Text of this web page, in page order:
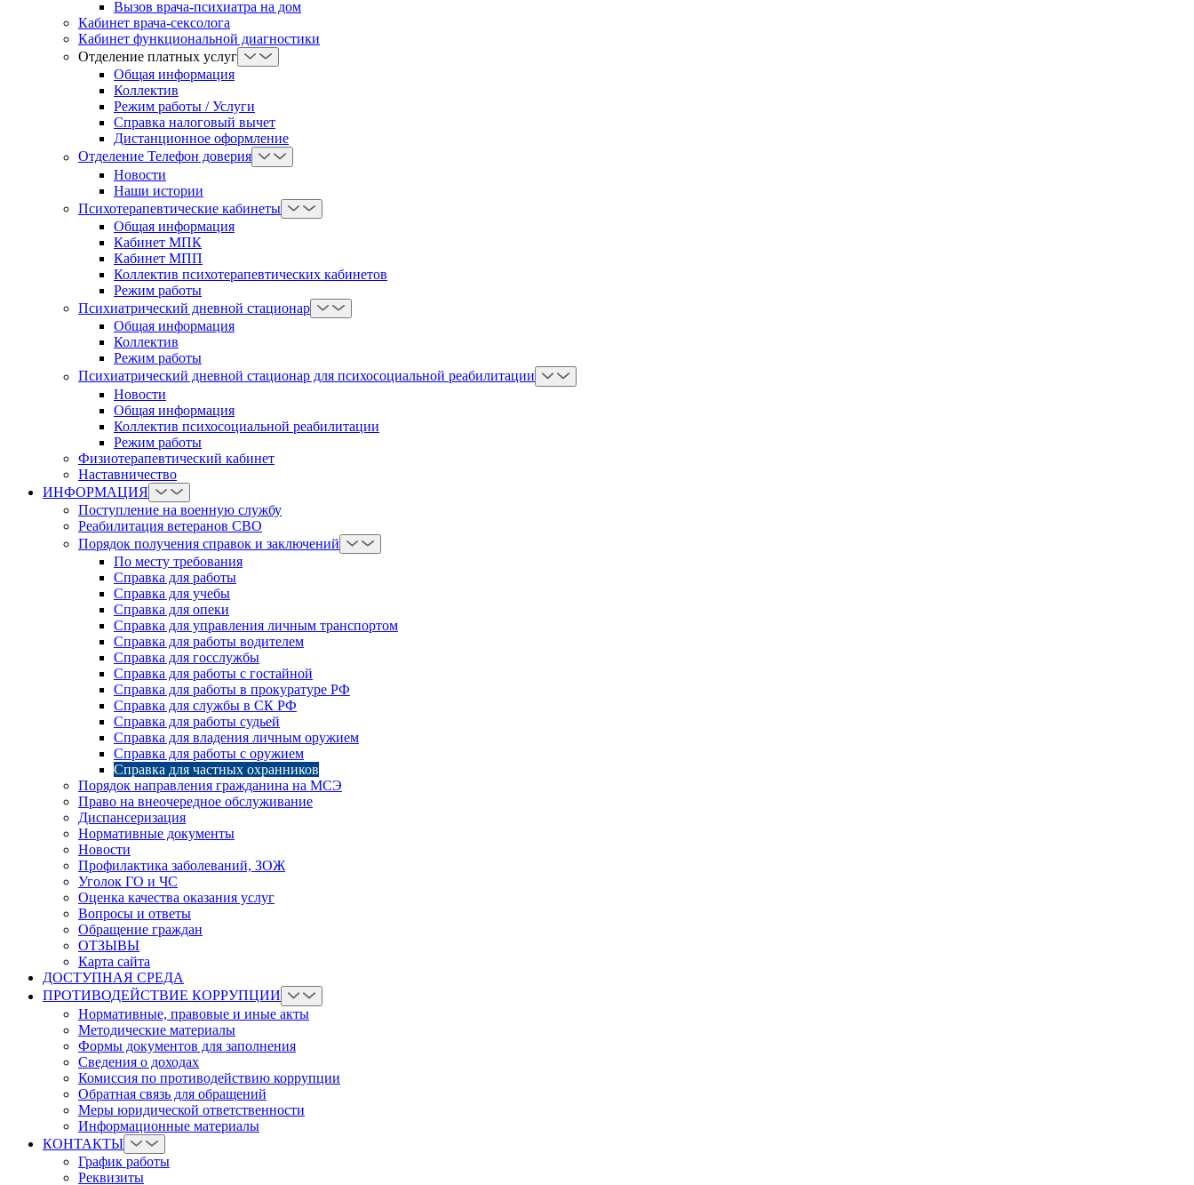
Вызов врача-психиатра на дом
Кабинет врача-сексолога
Кабинет функциональной диагностики
Отделение платных услуг
Общая информация
Коллектив
Режим работы / Услуги
Справка налоговый вычет
Дистанционное оформление
Отделение Телефон доверия
Новости
Наши истории
Психотерапевтические кабинеты
Общая информация
Кабинет МПК
Кабинет МПП
Коллектив психотерапевтических кабинетов
Режим работы
Психиатрический дневной стационар
Общая информация
Коллектив
Режим работы
Психиатрический дневной стационар для психосоциальной реабилитации
Новости
Общая информация
Коллектив психосоциальной реабилитации
Режим работы
Физиотерапевтический кабинет
Наставничество
ИНФОРМАЦИЯ
Поступление на военную службу
Реабилитация ветеранов СВО
Порядок получения справок и заключений
По месту требования
Справка для работы
Справка для учебы
Справка для опеки
Справка для управления личным транспортом
Справка для работы водителем
Справка для госслужбы
Справка для работы с гостайной
Справка для работы в прокуратуре РФ
Справка для службы в СК РФ
Справка для работы судьей
Справка для владения личным оружием
Справка для работы с оружием
Справка для частных охранников
Порядок направления гражданина на МСЭ
Право на внеочередное обслуживание
Диспансеризация
Нормативные документы
Новости
Профилактика заболеваний, ЗОЖ
Уголок ГО и ЧС
Оценка качества оказания услуг
Вопросы и ответы
Обращение граждан
ОТЗЫВЫ
Карта сайта
ДОСТУПНАЯ СРЕДА
ПРОТИВОДЕЙСТВИЕ КОРРУПЦИИ
Нормативные, правовые и иные акты
Методические материалы
Формы документов для заполнения
Сведения о доходах
Комиссия по противодействию коррупции
Обратная связь для обращений
Меры юридической ответственности
Информационные материалы
КОНТАКТЫ
График работы
Реквизиты